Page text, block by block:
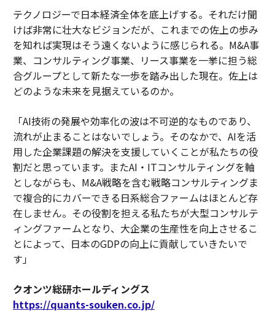
テクノロジーで日本経済全体を底上げする。それだけ聞
けば非常に壮大なビジョンだが、これまでの佐上の歩み
を知れば実現はそう遠くないように感じられる。M&A事
業、コンサルティング事業、リース事業を一挙に担う総
合グループとして新たな一歩を踏み出した現在。佐上は
どのような未来を見据えているのか。
「AI技術の発展や効率化の波は不可逆的なものであり、
流れが止まることはないでしょう。そのなかで、AIを活
用した企業課題の解決を支援していくことが私たちの役
割だと思っています。またAI・ITコンサルティングを軸
としながらも、M&A戦略を含む戦略コンサルティングま
で複合的にカバーできる日系総合ファームはほとんど存
在しません。その役割を担える私たちが大型コンサルテ
ィングファームとなり、大企業の生産性を向上させるこ
とによって、日本のGDPの向上に貢献していきたいで
す」
クオンツ総研ホールディングス
https://quants-souken.co.jp/